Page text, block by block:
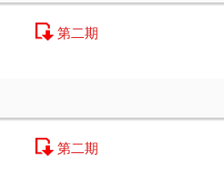
第二期
第二期